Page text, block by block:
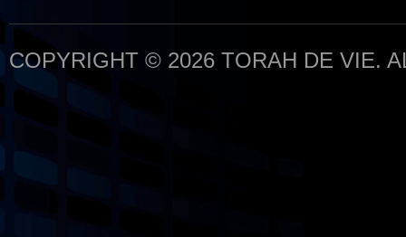
COPYRIGHT © 2026 TORAH DE VIE.